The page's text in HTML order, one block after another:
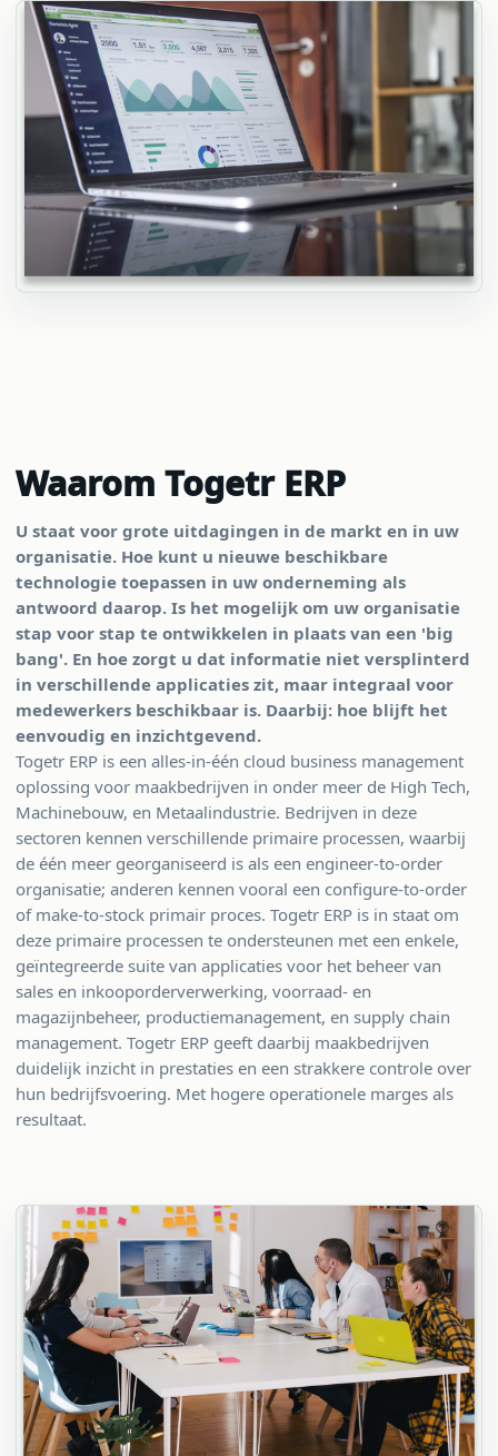
Waarom Togetr ERP
U staat voor grote uitdagingen in de markt en in uw
organisatie. Hoe kunt u nieuwe beschikbare
technologie toepassen in uw onderneming als
antwoord daarop. Is het mogelijk om uw organisatie
stap voor stap te ontwikkelen in plaats van een 'big
bang'. En hoe zorgt u dat informatie niet versplinterd
in verschillende applicaties zit, maar integraal voor
medewerkers beschikbaar is. Daarbij: hoe blijft het
eenvoudig en inzichtgevend.
Togetr ERP is een alles-in-één cloud business management
oplossing voor maakbedrijven in onder meer de High Tech,
Machinebouw, en Metaalindustrie. Bedrijven in deze
sectoren kennen verschillende primaire processen, waarbij
de één meer georganiseerd is als een engineer-to-order
organisatie; anderen kennen vooral een configure-to-order
of make-to-stock primair proces. Togetr ERP is in staat om
deze primaire processen te ondersteunen met een enkele,
geïntegreerde suite van applicaties voor het beheer van
sales en inkooporderverwerking, voorraad- en
magazijnbeheer, productiemanagement, en supply chain
management. Togetr ERP geeft daarbij maakbedrijven
duidelijk inzicht in prestaties en een strakkere controle over
hun bedrijfsvoering. Met hogere operationele marges als
resultaat.